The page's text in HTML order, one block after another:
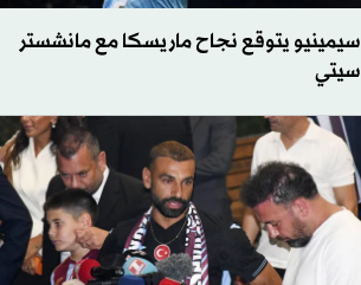
سيمينيو يتوقع نجاح ماريسكا مع مانشستر
سيتي